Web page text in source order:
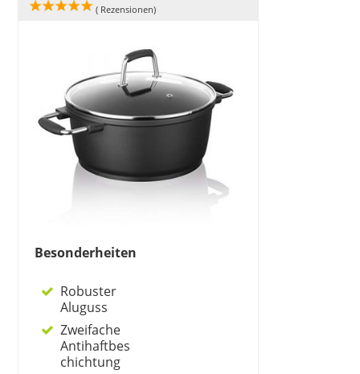
( Rezensionen)
Besonderheiten
Robuster
Aluguss
Zweifache
Antihaftbes
chichtung